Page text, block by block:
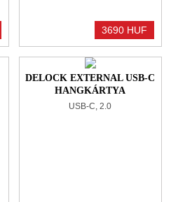
3690 HUF
DELOCK EXTERNAL USB-C
HANGKÁRTYA
USB-C, 2.0